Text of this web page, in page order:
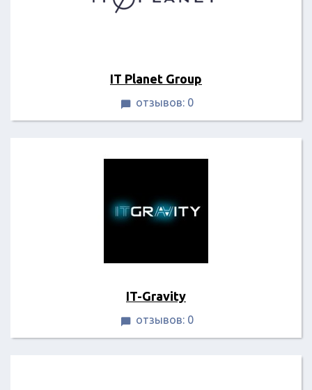
IT Planet Group
 отзывов: 0
IT-Gravity
 отзывов: 0